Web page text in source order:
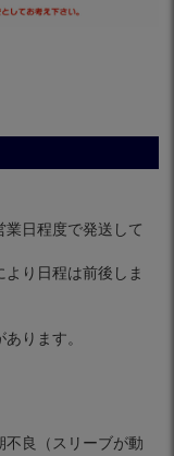
業日程度で発送して
り日程は前後しま
ります。
不良（スリーブが動